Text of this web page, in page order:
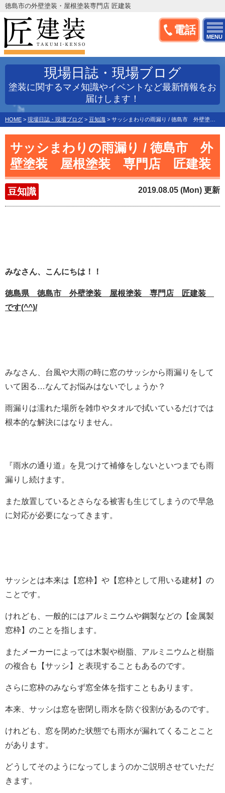
電話
MENU
徳島市の外壁塗装・屋根塗装専門店 匠建装
現場日誌・現場ブログ
塗装に関するマメ知識やイベントなど最新情報をお
届けします！
HOME > 現場日誌・現場ブログ > 豆知識 > サッシまわりの雨漏り / 徳島市 外壁塗装 屋根塗装 専門店 匠建装
サッシまわりの雨漏り / 徳島市 外
壁塗装 屋根塗装 専門店 匠建装
豆知識 2019.08.05 (Mon) 更新
みなさん、こんにちは！！
徳島県 徳島市 外壁塗装 屋根塗装 専門店 匠建装
です(^^)/
みなさん、台風や大雨の時に窓のサッシから雨漏りをして
いて困る…なんてお悩みはないでしょうか？
雨漏りは濡れた場所を雑巾やタオルで拭いているだけでは
根本的な解決にはなりません。
『雨水の通り道』を見つけて補修をしないといつまでも雨
漏りし続けます。
また放置しているとさらなる被害も生じてしまうので早急
に対応が必要になってきます。
サッシとは本来は【窓枠】や【窓枠として用いる建材】の
ことです。
けれども、一般的にはアルミニウムや鋼製などの【金属製
窓枠】のことを指します。
またメーカーによっては木製や樹脂、アルミニウムと樹脂
の複合も【サッシ】と表現することもあるのです。
さらに窓枠のみならず窓全体を指すこともあります。
本来、サッシは窓を密閉し雨水を防ぐ役割があるのです。
けれども、窓を閉めた状態でも雨水が漏れてくることこと
があります。
どうしてそのようになってしまうのかご説明させていただ
きます。